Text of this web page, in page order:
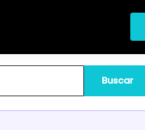
Buscar